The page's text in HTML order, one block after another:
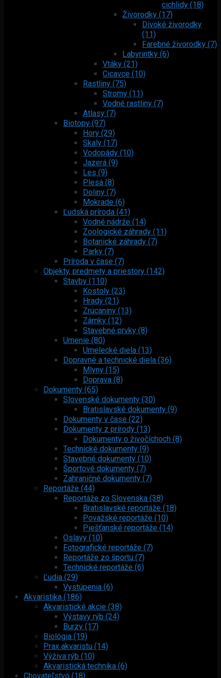
cichlidy (18)
Živorodky (17)
Divoké živorodky
(11)
Farebné živorodky (7)
Labyrintky (6)
Vtáky (21)
Cicavce (10)
Rastliny (75)
Stromy (11)
Vodné rastliny (7)
Atlasy (7)
Biotopy (97)
Hory (29)
Skaly (17)
Vodopády (10)
Jazerá (9)
Les (9)
Plesá (8)
Doliny (7)
Mokrade (6)
Ľudská príroda (41)
Vodné nádrže (14)
Zoologické záhrady (11)
Botanické záhrady (7)
Parky (7)
Príroda v čase (7)
Objekty, predmety a priestory (142)
Stavby (110)
Kostoly (23)
Hrady (21)
Zrúcaniny (13)
Zámky (12)
Stavebné prvky (8)
Umenie (80)
Umelecké diela (13)
Dopravné a technické diela (36)
Mlyny (15)
Doprava (8)
Dokumenty (65)
Slovenské dokumenty (30)
Bratislavské dokumenty (9)
Dokumenty v čase (22)
Dokumenty z prírody (13)
Dokumenty o živočíchoch (8)
Technické dokumenty (9)
Stavebné dokumenty (10)
Športové dokumenty (7)
Zahraničné dokumenty (7)
Reportáže (44)
Reportáže zo Slovenska (38)
Bratislavské reportáže (18)
Považské reportáže (10)
Piešťanské reportáže (14)
Oslavy (10)
Fotografické reportáže (7)
Reportáže zo športu (7)
Technické reportáže (6)
Ľudia (29)
Vystúpenia (6)
Akvaristika (186)
Akvaristické akcie (38)
Výstavy rýb (24)
Burzy (17)
Biológia (19)
Prax akvaristu (14)
Výživa rýb (10)
Akvaristická technika (6)
Chovateľstvo (18)